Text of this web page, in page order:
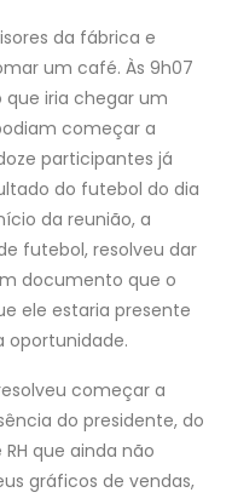
da fábrica e
um café. Às 9h07
iria chegar um
começar a
participantes já
do futebol do dia
da reunião, a
futebol, resolveu dar
documento que o
ele estaria presente
oportunidade.
começar a
do presidente, do
que ainda não
gráficos de vendas,